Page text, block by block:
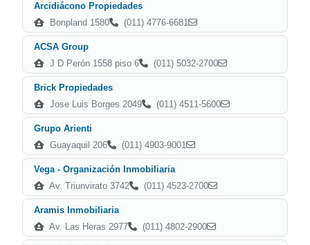
Arcidiácono Propiedades
Bonpland 1580
(011) 4776-6681
ACSA Group
J D Perón 1558 piso 6
(011) 5032-2700
Brick Propiedades
Jose Luis Borges 2049
(011) 4511-5600
Grupo Arienti
Guayaquil 206
(011) 4903-9001
Vega - Organización Inmobiliaria
Av. Triunvirato 3742
(011) 4523-2700
Aramis Inmobiliaria
Av. Las Heras 2977
(011) 4802-2900